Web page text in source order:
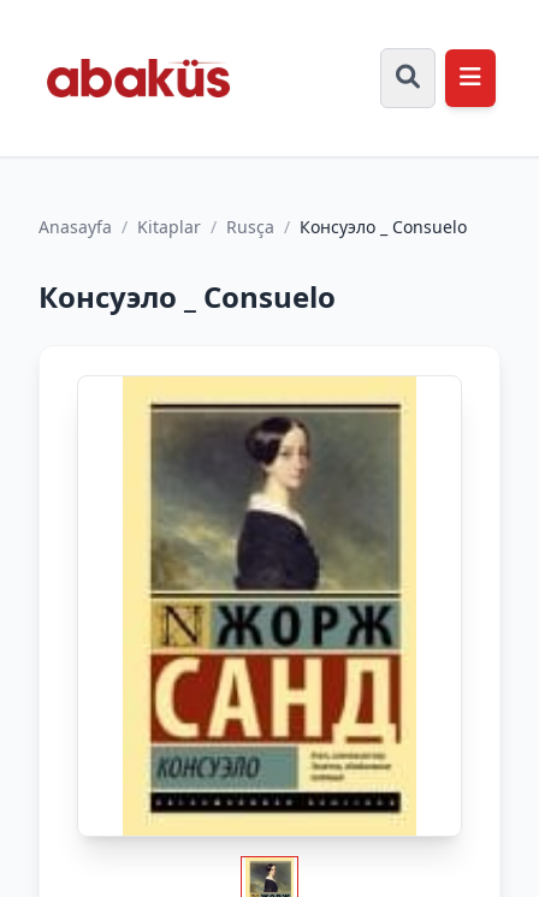
Anasayfa / Kitaplar / Rusça / Консуэло _ Consuelo
Консуэло _ Consuelo